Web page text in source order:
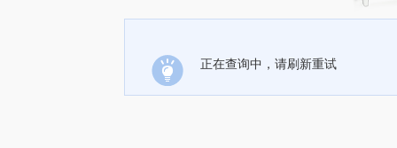
正在查询中，请刷新重试